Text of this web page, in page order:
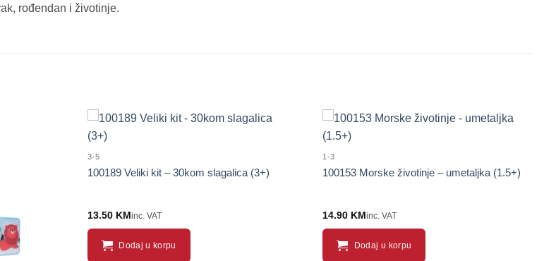
rođendan i životinje.
3-5
100189 Veliki kit – 30kom slagalica (3+)
13.50 KMinc. VAT
Dodaj u korpu
1-3
100153 Morske životinje – umetaljka (1.5+)
14.90 KMinc. VAT
Dodaj u korpu